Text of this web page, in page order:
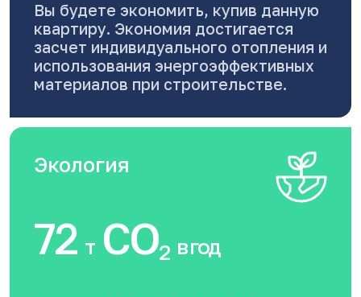
Вы будете экономить, купив данную
квартиру. Экономия достигается
засчет индивидуального отопления и
использования энергоэффективных
материалов при строительстве.
Экология
72 тCO2 в год